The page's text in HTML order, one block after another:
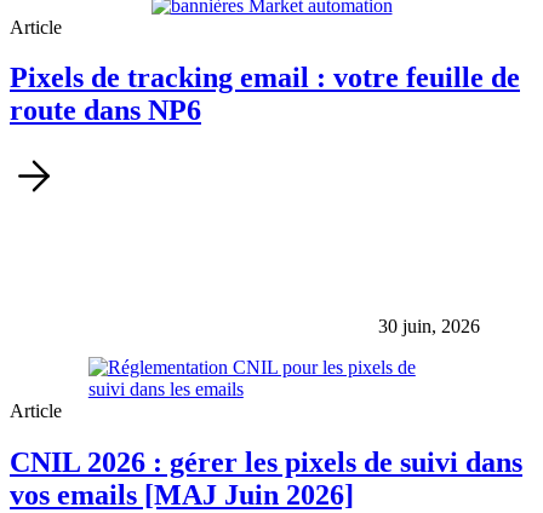
Article
Pixels de tracking email : votre feuille de
route dans NP6
30 juin, 2026
Article
CNIL 2026 : gérer les pixels de suivi dans
vos emails [MAJ Juin 2026]